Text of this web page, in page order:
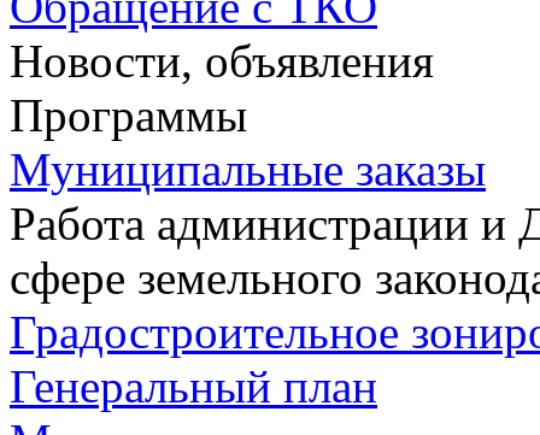
Новости, объявления
Программы
Муниципальные заказы
Работа администрации и
сфере земельного
Градостроительное
Генеральный план